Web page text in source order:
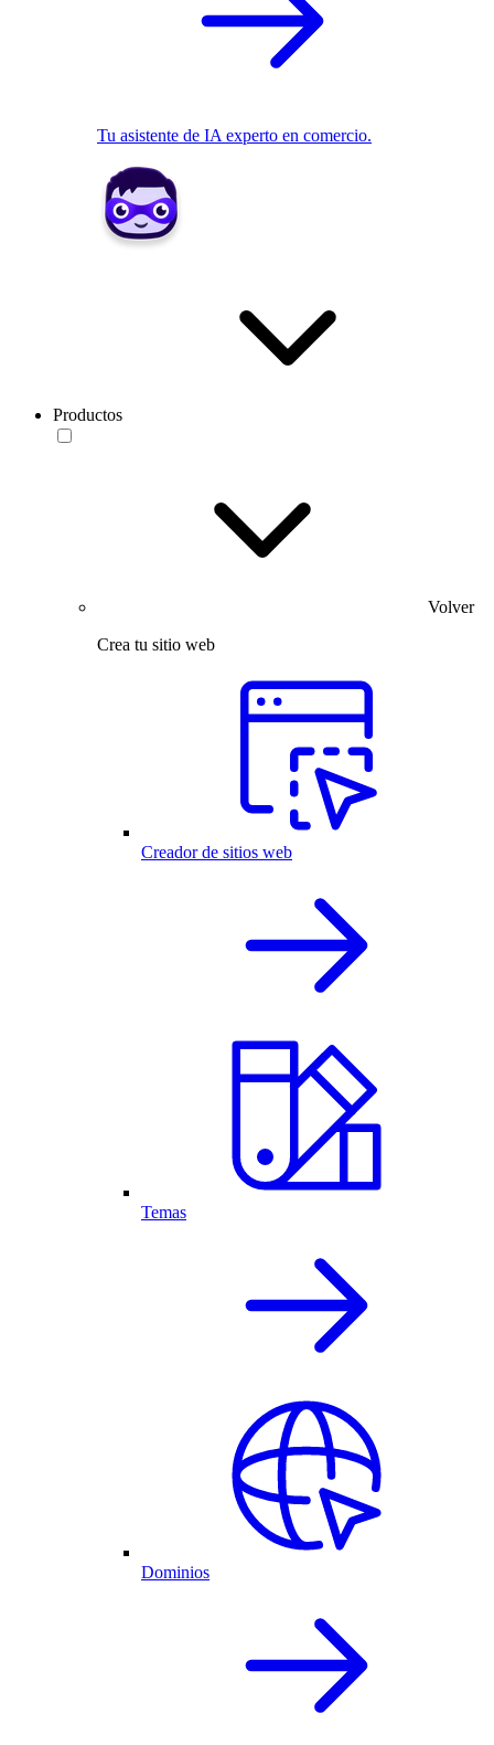
Tu asistente de IA experto en comercio.
Productos
Volver
Crea tu sitio web
Creador de sitios web
Temas
Dominios